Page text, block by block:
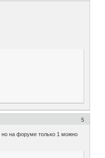
5
но на форуме только 1 можно